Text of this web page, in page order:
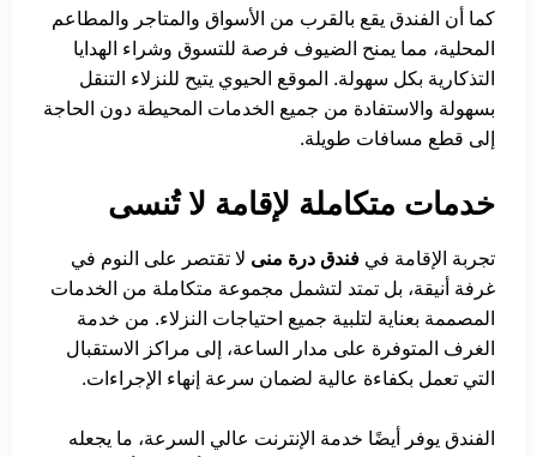
كما أن الفندق يقع بالقرب من الأسواق والمتاجر والمطاعم
المحلية، مما يمنح الضيوف فرصة للتسوق وشراء الهدايا
التذكارية بكل سهولة. الموقع الحيوي يتيح للنزلاء التنقل
بسهولة والاستفادة من جميع الخدمات المحيطة دون الحاجة
إلى قطع مسافات طويلة.
خدمات متكاملة لإقامة لا تُنسى
تجربة الإقامة في فندق درة منى لا تقتصر على النوم في
غرفة أنيقة، بل تمتد لتشمل مجموعة متكاملة من الخدمات
المصممة بعناية لتلبية جميع احتياجات النزلاء. من خدمة
الغرف المتوفرة على مدار الساعة، إلى مراكز الاستقبال
التي تعمل بكفاءة عالية لضمان سرعة إنهاء الإجراءات.
الفندق يوفر أيضًا خدمة الإنترنت عالي السرعة، ما يجعله